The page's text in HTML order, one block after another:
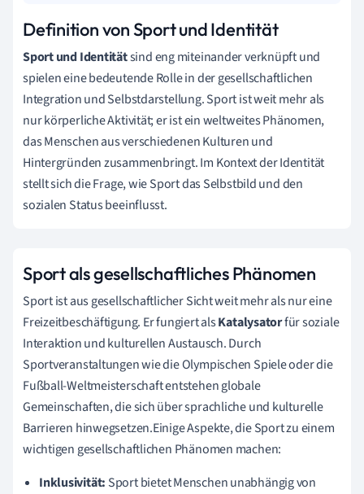
Definition von Sport und Identität
Sport und Identitätsind eng miteinander verknüpft und
spielen eine bedeutende Rolle in der gesellschaftlichen
Integration und Selbstdarstellung. Sport ist weit mehr als
nur körperliche Aktivität; er ist ein weltweites Phänomen,
das Menschen aus verschiedenen Kulturen und
Hintergründen zusammenbringt. Im Kontext der Identität
stellt sich die Frage, wie Sport das Selbstbild und den
sozialen Status beeinflusst.
Sport als gesellschaftliches Phänomen
Sport ist aus gesellschaftlicher Sicht weit mehr als nur eine
Freizeitbeschäftigung. Er fungiert alsKatalysatorfür soziale
Interaktion und kulturellen Austausch. Durch
Sportveranstaltungen wie die Olympischen Spiele oder die
Fußball-Weltmeisterschaft entstehen globale
Gemeinschaften, die sich über sprachliche und kulturelle
Barrieren hinwegsetzen.Einige Aspekte, die Sport zu einem
wichtigen gesellschaftlichen Phänomen machen:
Inklusivität: Sport bietet Menschen unabhängig von